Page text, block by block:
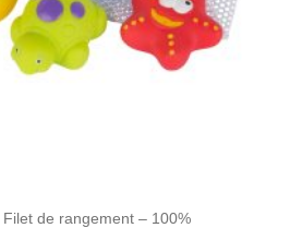
de rangement – 100%